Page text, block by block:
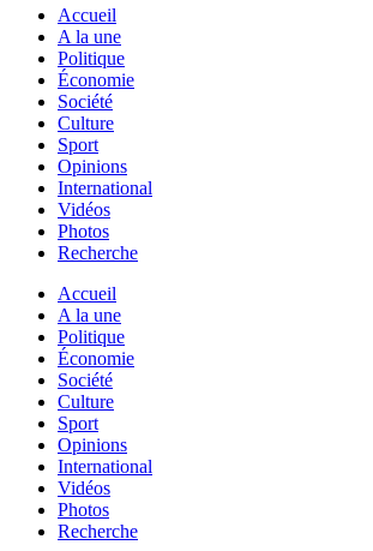
Accueil
A la une
Politique
Économie
Société
Culture
Sport
Opinions
International
Vidéos
Photos
Recherche
Accueil
A la une
Politique
Économie
Société
Culture
Sport
Opinions
International
Vidéos
Photos
Recherche